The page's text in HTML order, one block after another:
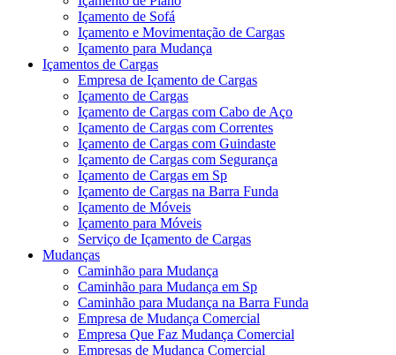
Içamento de Sofá
Içamento e Movimentação de Cargas
Içamento para Mudança
Içamentos de Cargas
Empresa de Içamento de Cargas
Içamento de Cargas
Içamento de Cargas com Cabo de Aço
Içamento de Cargas com Correntes
Içamento de Cargas com Guindaste
Içamento de Cargas com Segurança
Içamento de Cargas em Sp
Içamento de Cargas na Barra Funda
Içamento de Móveis
Içamento para Móveis
Serviço de Içamento de Cargas
Mudanças
Caminhão para Mudança
Caminhão para Mudança em Sp
Caminhão para Mudança na Barra Funda
Empresa de Mudança Comercial
Empresa Que Faz Mudança Comercial
Empresas de Mudança Comercial